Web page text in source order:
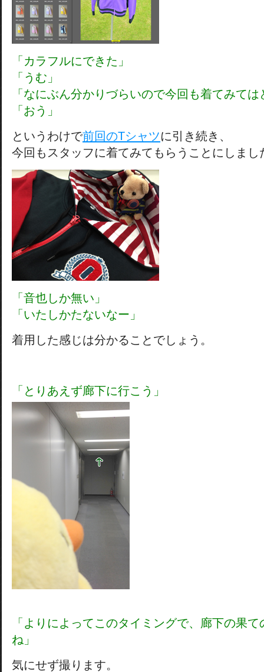
「カラフルにできた」
「うむ」
「なにぶん分かりづらいので今回も着てみては
「おう」
というわけで前回のTシャツに引き続き、
今回もスタッフに着てみてもらうことにしまし
「音也しか無い」
「いたしかたないなー」
着用した感じは分かることでしょう。
「とりあえず廊下に行こう」
「よりによってこのタイミングで、廊下の果
ね」
気にせず撮ります。